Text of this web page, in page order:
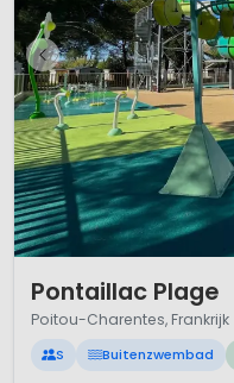
Pontaillac Plage
Poitou-Charentes, Frankrijk
S Buitenzwembad